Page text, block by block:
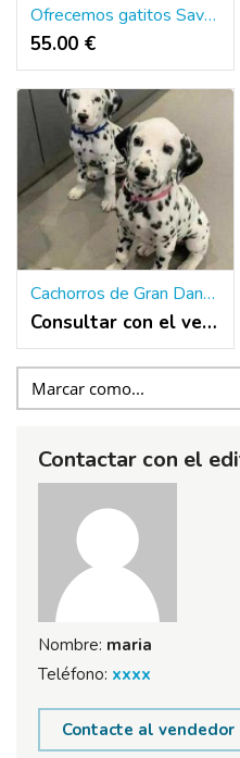
Ofrecemos gatitos Savannah, serval y caracal.
55.00 €
Cachorros de Gran Danés sanos y hermosos disponibles.
Consultar con el vendedor
Contactar con el
Nombre: maria
Teléfono: xxxx
Contacte al vendedor